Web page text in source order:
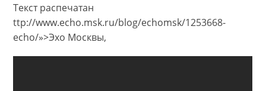
Текст распечатан
ttp://www.echo.msk.ru/blog/echomsk/1253668-
echo/»>Эхо Москвы,